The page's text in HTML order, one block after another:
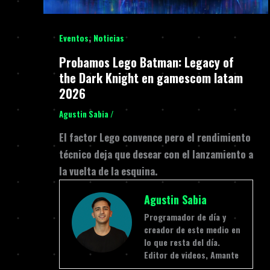
Eventos, Noticias
Probamos Lego Batman: Legacy of
the Dark Knight en gamescom latam
2026
Agustin Sabia/
El factor Lego convence pero el rendimiento
técnico deja que desear con el lanzamiento a
la vuelta de la esquina.
Agustin Sabia
Programador de día y
creador de este medio en
lo que resta del día.
Editor de videos, Amante